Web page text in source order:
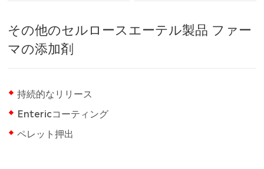
その他のセルロースエーテル製品 ファー
マの添加剤
持続的なリリース
Entericコーティング
ペレット押出